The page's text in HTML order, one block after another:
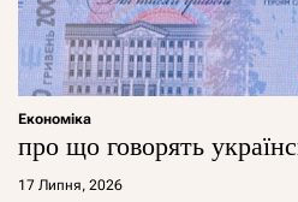
Економіка
про що говорять
17 Липня, 2026